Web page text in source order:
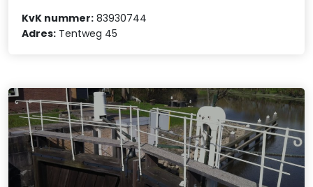
KvK nummer: 83930744
Adres: Tentweg 45